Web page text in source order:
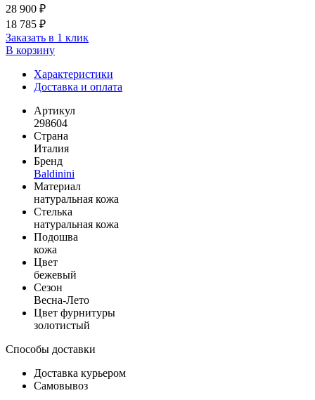
28 900 ₽
18 785 ₽
Заказать в 1 клик
В корзину
Характеристики
Доставка и оплата
Артикул
298604
Страна
Италия
Бренд
Baldinini
Материал
натуральная кожа
Стелька
натуральная кожа
Подошва
кожа
Цвет
бежевый
Сезон
Весна-Лето
Цвет фурнитуры
золотистый
Способы доставки
Доставка курьером
Самовывоз